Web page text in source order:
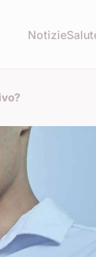
Notizie